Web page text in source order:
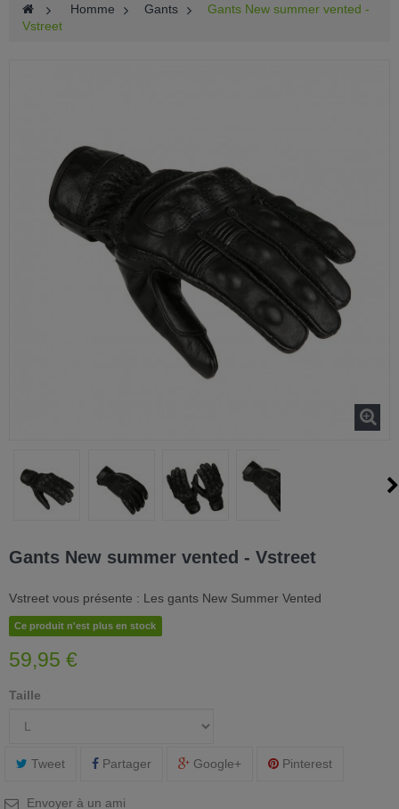
> Homme > Gants >
Gants New summer vented -
Vstreet
Gants New summer vented - Vstreet
Vstreet vous présente : Les gants New Summer Vented
Ce produit n'est plus en stock
59,95 €
Taille
Tweet Partager Google+ Pinterest
Envoyer à un ami